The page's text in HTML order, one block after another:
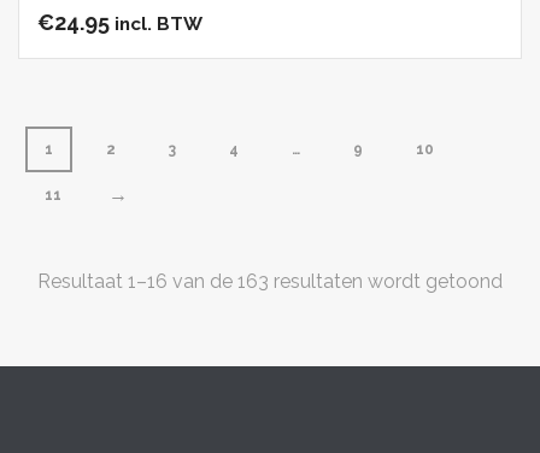
€24.95 incl. BTW
1 2 3 4 … 9 10
11 →
Resultaat 1–16 van de 163 resultaten wordt getoond